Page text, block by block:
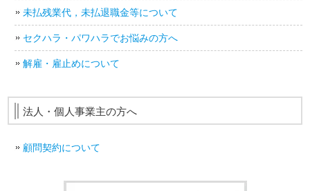
未払残業代，未払退職金等について
セクハラ・パワハラでお悩みの方へ
解雇・雇止めについて
法人・個人事業主の方へ
顧問契約について